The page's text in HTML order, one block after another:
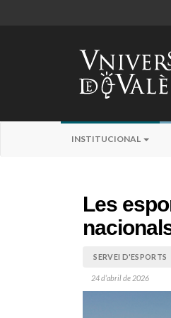
INSTITUCIONAL
Les
SERVEI D'ESPORTS
24 d’abril de 2026